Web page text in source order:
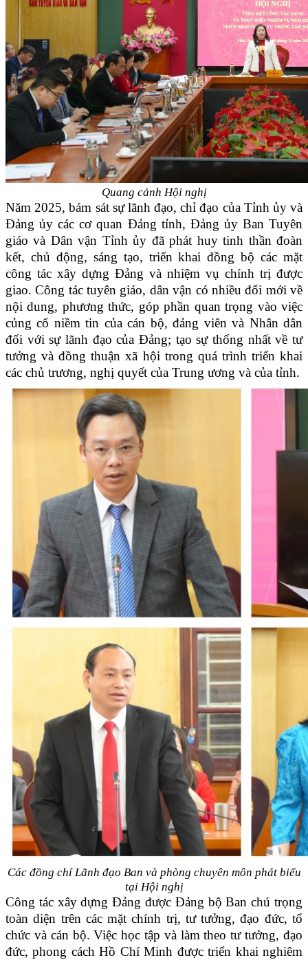
Quang cảnh Hội nghị
Năm 2025, bám sát sự lãnh đạo, chỉ đạo của Tỉnh ủy và
Đảng ủy các cơ quan Đảng tỉnh, Đảng ủy Ban Tuyên
giáo và Dân vận Tỉnh ủy đã phát huy tinh thần đoàn
kết, chủ động, sáng tạo, triển khai đồng bộ các mặt
công tác xây dựng Đảng và nhiệm vụ chính trị được
giao. Công tác tuyên giáo, dân vận có nhiều đổi mới về
nội dung, phương thức, góp phần quan trọng vào việc
củng cố niềm tin của cán bộ, đảng viên và Nhân dân
đối với sự lãnh đạo của Đảng; tạo sự thống nhất về tư
tưởng và đồng thuận xã hội trong quá trình triển khai
các chủ trương, nghị quyết của Trung ương và của tỉnh.
Các đồng chí Lãnh đạo Ban và phòng chuyên môn phát biểu
tại Hội nghị
Công tác xây dựng Đảng được Đảng bộ Ban chú trọng
toàn diện trên các mặt chính trị, tư tưởng, đạo đức, tổ
chức và cán bộ. Việc học tập và làm theo tư tưởng, đạo
đức, phong cách Hồ Chí Minh được triển khai nghiêm